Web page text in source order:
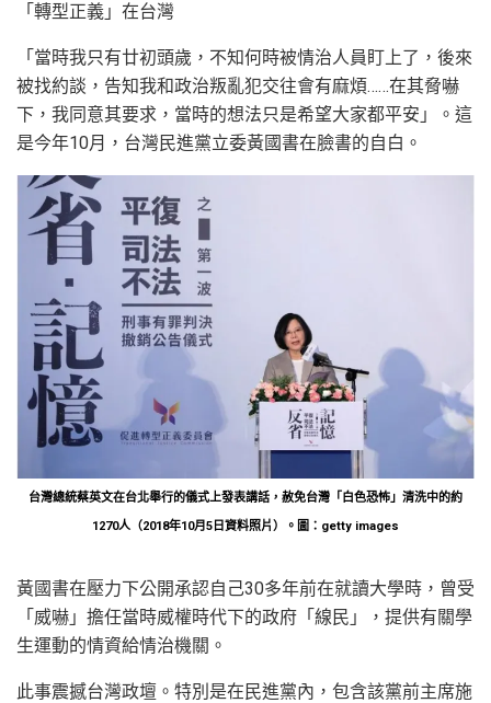
「轉型正義」在台灣
「當時我只有廿初頭歲，不知何時被情治人員盯上了，後來
被找約談，告知我和政治叛亂犯交往會有麻煩……在其脅嚇
下，我同意其要求，當時的想法只是希望大家都平安」。這
是今年10月，台灣民進黨立委黃國書在臉書的自白。
台灣總統蔡英文在台北舉行的儀式上發表講話，赦免台灣「白色恐怖」清洗中的約
1270人（2018年10月5日資料照片）。圖：getty images
黃國書在壓力下公開承認自己30多年前在就讀大學時，曾受
「威嚇」擔任當時威權時代下的政府「線民」，提供有關學
生運動的情資給情治機關。
此事震撼台灣政壇。特別是在民進黨內，包含該黨前主席施